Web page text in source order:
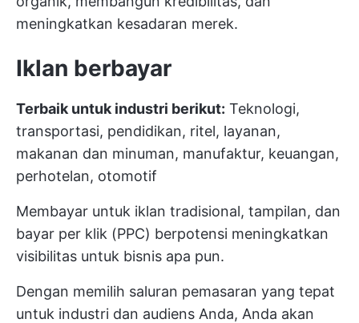
meningkatkan kesadaran merek.
Iklan berbayar
Terbaik untuk industri berikut: Teknologi,
transportasi, pendidikan, ritel, layanan,
makanan dan minuman, manufaktur, keuangan,
perhotelan, otomotif
Membayar untuk iklan tradisional, tampilan, dan
bayar per klik (PPC) berpotensi meningkatkan
visibilitas untuk bisnis apa pun.
Dengan memilih saluran pemasaran yang tepat
untuk industri dan audiens Anda, Anda akan